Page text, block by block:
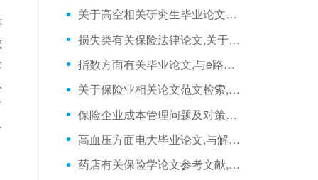
关于高空相关研究生毕业论文开题报告,与高空抛物致人损害的法律救济相关保险法学论文
损失类有关保险法律论文,关于股神不能的秘密相关专科毕业论文范文
指数方面有关毕业论文,与e路通BANK相关保险公司会计论文
关于保险业相关论文范文检索,与对中国保险业影响因素的实证相关硕士毕业论文范文
保险企业成本管理问题及对策探析
高血压方面电大毕业论文,与解读商业医疗保险相关学生保险论文
药店有关保险学论文参考文献,关于如何加强定点药店的管理相关论文范文文献